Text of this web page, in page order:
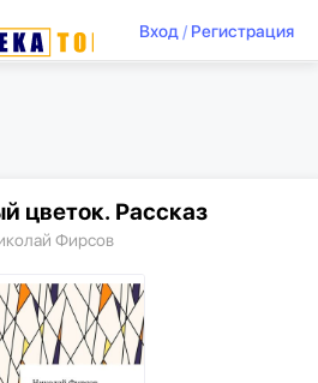
Вход/ Регистрация
цветок. Рассказ
Фирсов